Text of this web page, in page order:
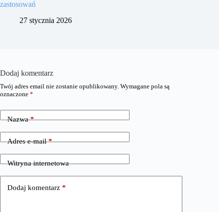
zastosowań
27 stycznia 2026
Dodaj komentarz
Twój adres email nie zostanie opublikowany. Wymagane pola są
oznaczone *
Nazwa*
Adres e-mail*
Witryna internetowa
Dodaj komentarz *